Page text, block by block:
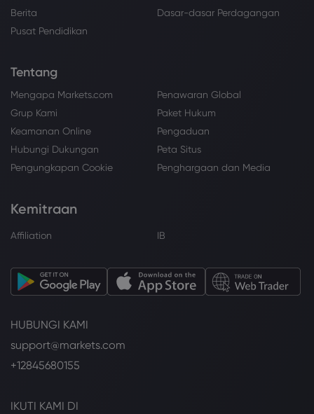
Berita
Dasar-dasar Perdagangan
Pusat Pendidikan
Tentang
Mengapa Markets.com
Penawaran Global
Grup Kami
Paket Hukum
Keamanan Online
Pengaduan
Hubungi Dukungan
Peta Situs
Pengungkapan Cookie
Penghargaan dan Media
Kemitraan
Affiliation IB
HUBUNGI KAMI
support@markets.com
+12845680155
IKUTI KAMI DI